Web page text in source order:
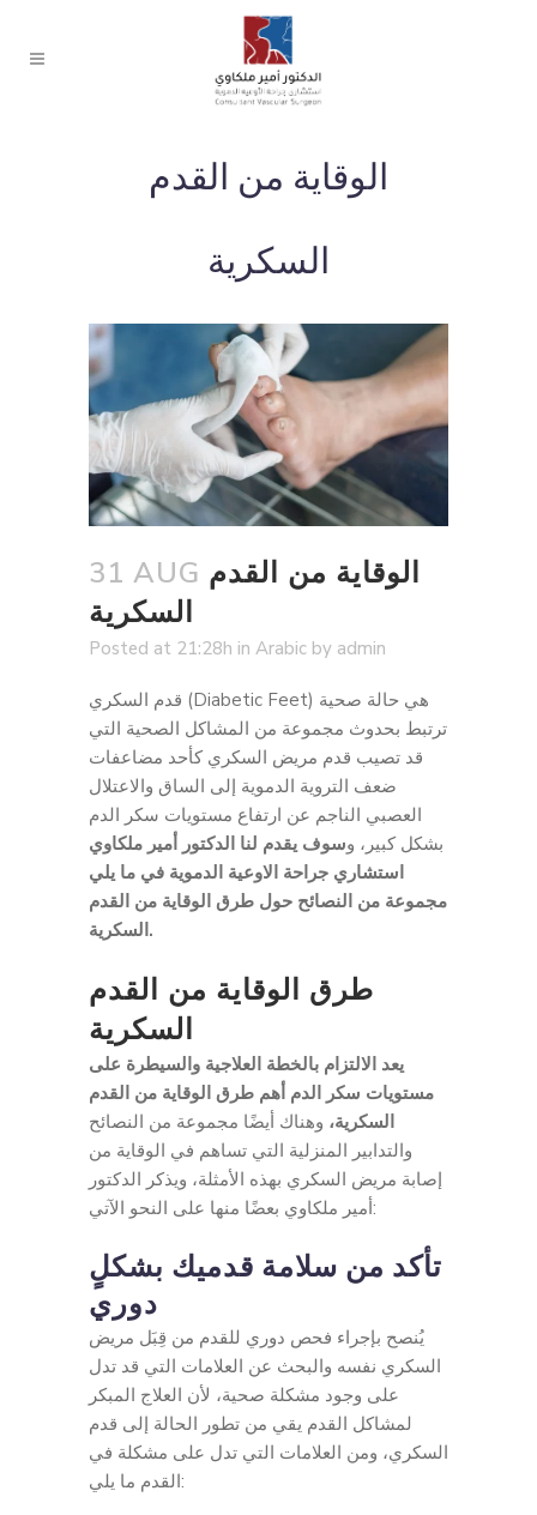
الوقاية من القدم
السكرية
31 AUG
السكرية
Posted at 21:28h in Arabic by admin
قدم السكري (Diabetic Feet) هي حالة صحية
ترتبط بحدوث مجموعة من المشاكل الصحية التي
قد تصيب قدم مريض السكري كأحد مضاعفات
ضعف التروية الدموية إلى الساق والاعتلال
العصبي الناجم عن ارتفاع مستويات سكر الدم
بشكل كبير، وسوف يقدم لنا الدكتور أمير ملكاوي
استشاري جراحة الاوعية الدموية في ما يلي
مجموعة من النصائح حول طرق الوقاية من القدم
السكرية.
طرق الوقاية من القدم
السكرية
يعد الالتزام بالخطة العلاجية والسيطرة على
مستويات سكر الدم أهم طرق الوقاية من القدم
السكرية، وهناك أيضًا مجموعة من النصائح
والتدابير المنزلية التي تساهم في الوقاية من
إصابة مريض السكري بهذه الأمثلة، ويذكر الدكتور
أمير ملكاوي بعضًا منها على النحو الآتي:
تأكد من سلامة قدميك بشكلٍ
دوري
يُنصح بإجراء فحص دوري للقدم من قِبَل مريض
السكري نفسه والبحث عن العلامات التي قد تدل
على وجود مشكلة صحية، لأن العلاج المبكر
لمشاكل القدم يقي من تطور الحالة إلى قدم
السكري، ومن العلامات التي تدل على مشكلة في
القدم ما يلي: